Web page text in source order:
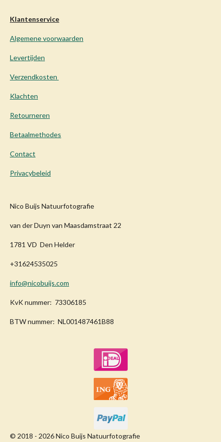
Klantenservice
Algemene voorwaarden
Levertijden
Verzendkosten
Klachten
Retourneren
Betaalmethodes
Contact
Privacybeleid
Nico Buijs Natuurfotografie
van der Duyn van Maasdamstraat 22
1781 VD Den Helder
+31624535025
info@nicobuijs.com
KvK nummer: 73306185
BTW nummer: NL001487461B88
© 2018 - 2026 Nico Buijs Natuurfotografie